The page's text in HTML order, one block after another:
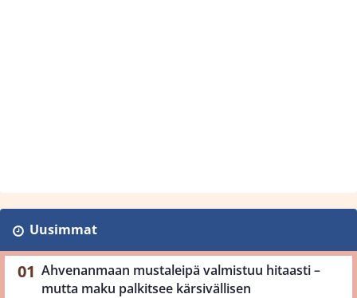
Uusimmat
Ahvenanmaan mustaleipä valmistuu hitaasti –
mutta maku palkitsee kärsivällisen